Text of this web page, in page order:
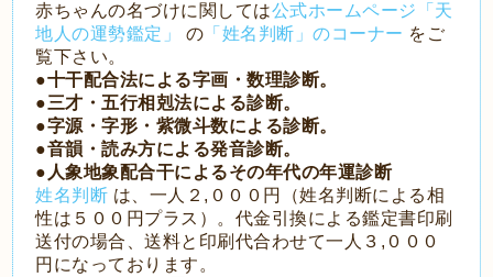
赤ちゃんの名づけに関しては公式ホームページ「天
地人の運勢鑑定」
の 「姓名判断」のコーナー をご
覧下さい。
●十干配合法による字画・数理診断。
●三才・五行相剋法による診断。
●字源・字形・紫微斗数による診断。
●音韻・読み方による発音診断。
●人象地象配合干によるその年代の年運診断
姓名判断 は、一人２,０００円（姓名判断による相
性は５００円プラス）。代金引換による鑑定書印刷
送付の場合、送料と印刷代合わせて一人３,０００
円になっております。